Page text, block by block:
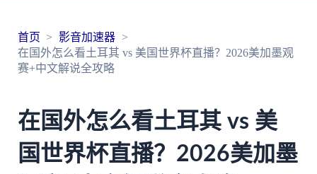
首页
影音加速器
在国外怎么看土耳其 vs 美国世界杯直播？2026美加墨观
赛+中文解说全攻略
在国外怎么看土耳其 vs 美
国世界杯直播？2026美加墨